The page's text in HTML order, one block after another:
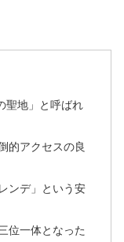
聖地」と呼ばれ
的アクセスの良
ンデ」という安
位一体となった